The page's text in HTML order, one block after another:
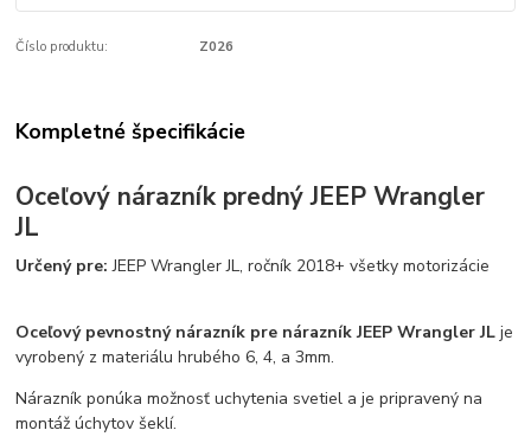
Číslo produktu: Z026
Kompletné špecifikácie
Oceľový nárazník prednýJEEP Wrangler
JL
Určený pre: JEEP Wrangler JL, ročník 2018+ všetky motorizácie
Oceľový pevnostný nárazník pre nárazník JEEP Wrangler JLje
vyrobený z materiálu hrubého 6, 4, a 3mm.
Nárazník ponúka možnosť uchytenia svetiel a je pripravený na
montáž úchytov šeklí.